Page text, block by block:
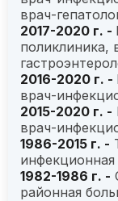
врач-
2017-2020 г. -
поликлиника,
2016-2020 г. -
врач-
2015-2020 г. -
врач-
1986-2015 г. -
1982-1986 г. -
районная